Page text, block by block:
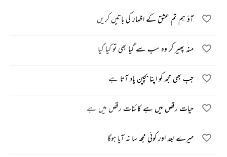
آؤ ہم تم عشق کے اظہار کی باتیں کریں
منہ پھیر کر وہ سب سے گیا بھی تو کیا گیا
جب بھی مجھ کو اپنا بچپن یاد آتا ہے
حیات رقص میں ہے کائنات رقص میں ہے
میرے بعد اور کوئی مجھ سا نہ آیا ہوگا